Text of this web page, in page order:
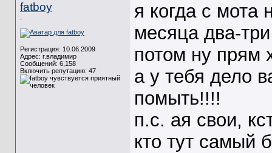
fatboy
Регистрация: 10.06.2009
Адрес: г.владимир
Сообщений: 6,158
Включить репутацию: 47
я когда с мота
месяца два-
потом ну прям
а у тебя дело
помыть!!!!
п.с. ая свои,
кто тут самый